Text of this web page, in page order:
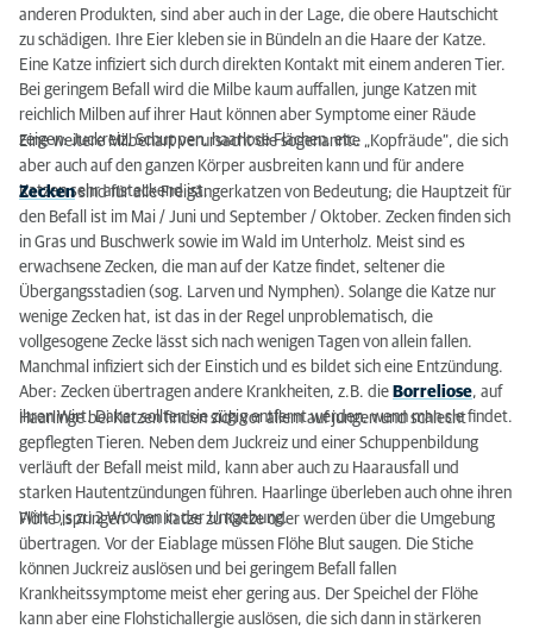
anderen Produkten, sind aber auch in der Lage, die obere Hautschicht
zu schädigen. Ihre Eier kleben sie in Bündeln an die Haare der Katze.
Eine Katze infiziert sich durch direkten Kontakt mit einem anderen Tier.
Bei geringem Befall wird die Milbe kaum auffallen, junge Katzen mit
reichlich Milben auf ihrer Haut können aber Symptome einer Räude
zeigen: Juckreiz, Schuppen, haarlose Flächen, etc.
Eine weitere Milbenart verursacht die sogenannte „Kopfräude“, die sich
aber auch auf den ganzen Körper ausbreiten kann und für andere
Katzen sehr ansteckend ist.
Zeckensind für alle Freigängerkatzen von Bedeutung; die Hauptzeit für
den Befall ist im Mai / Juni und September / Oktober. Zecken finden sich
in Gras und Buschwerk sowie im Wald im Unterholz. Meist sind es
erwachsene Zecken, die man auf der Katze findet, seltener die
Übergangsstadien (sog. Larven und Nymphen). Solange die Katze nur
wenige Zecken hat, ist das in der Regel unproblematisch, die
vollgesogene Zecke lässt sich nach wenigen Tagen von allein fallen.
Manchmal infiziert sich der Einstich und es bildet sich eine Entzündung.
Aber: Zecken übertragen andere Krankheiten, z.B. die Borreliose, auf
ihren Wirt. Daher sollten sie zügig entfernt werden, wenn man sie findet.
Haarlinge bei Katzen finden sich vor allem auf jungen und schlecht
gepflegten Tieren. Neben dem Juckreiz und einer Schuppenbildung
verläuft der Befall meist mild, kann aber auch zu Haarausfall und
starken Hautentzündungen führen. Haarlinge überleben auch ohne ihren
Wirt bis zu 2 Wochen in der Umgebung.
Flöhe „springen“ von Katze zu Katze oder werden über die Umgebung
übertragen. Vor der Eiablage müssen Flöhe Blut saugen. Die Stiche
können Juckreiz auslösen und bei geringem Befall fallen
Krankheitssymptome meist eher gering aus. Der Speichel der Flöhe
kann aber eine Flohstichallergie auslösen, die sich dann in stärkeren